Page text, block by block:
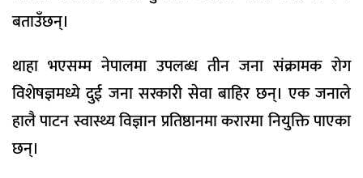
बताउँछन्।
थाहा भएसम्म नेपालमा उपलब्ध तीन जना संक्रामक रोग
विशेषज्ञमध्ये दुई जना सरकारी सेवा बाहिर छन्। एक जनाले
हालै पाटन स्वास्थ्य विज्ञान प्रतिष्ठानमा करारमा नियुक्ति पाएका
छन्।